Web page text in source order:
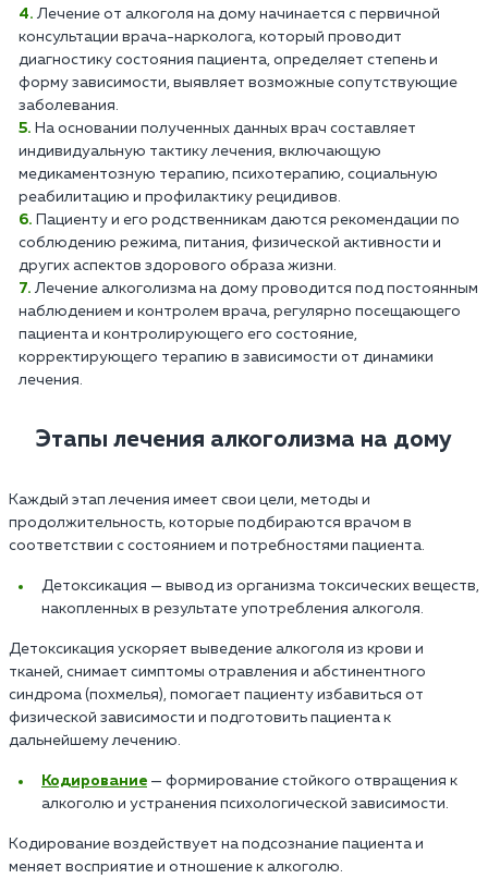
Лечение от алкоголя на дому начинается с первичной
консультации врача-нарколога, который проводит
диагностику состояния пациента, определяет степень и
форму зависимости, выявляет возможные сопутствующие
заболевания.
На основании полученных данных врач составляет
индивидуальную тактику лечения, включающую
медикаментозную терапию, психотерапию, социальную
реабилитацию и профилактику рецидивов.
Пациенту и его родственникам даются рекомендации по
соблюдению режима, питания, физической активности и
других аспектов здорового образа жизни.
Лечение алкоголизма на дому проводится под постоянным
наблюдением и контролем врача, регулярно посещающего
пациента и контролирующего его состояние,
корректирующего терапию в зависимости от динамики
лечения.
Этапы лечения алкоголизма на дому
Каждый этап лечения имеет свои цели, методы и
продолжительность, которые подбираются врачом в
соответствии с состоянием и потребностями пациента.
Детоксикация — вывод из организма токсических веществ,
накопленных в результате употребления алкоголя.
Детоксикация ускоряет выведение алкоголя из крови и
тканей, снимает симптомы отравления и абстинентного
синдрома (похмелья), помогает пациенту избавиться от
физической зависимости и подготовить пациента к
дальнейшему лечению.
Кодирование — формирование стойкого отвращения к
алкоголю и устранения психологической зависимости.
Кодирование воздействует на подсознание пациента и
меняет восприятие и отношение к алкоголю.